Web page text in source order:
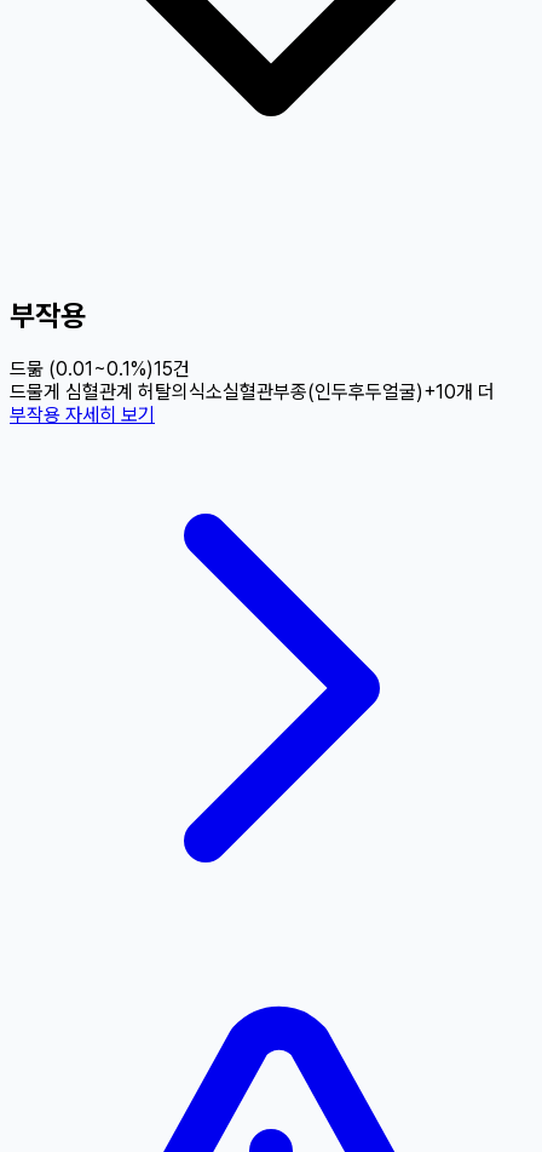
부작용
드묾 (0.01~0.1%)15건
드물게 심혈관계 허탈의식소실혈관부종(인두후두얼굴)+10개 더
부작용 자세히 보기